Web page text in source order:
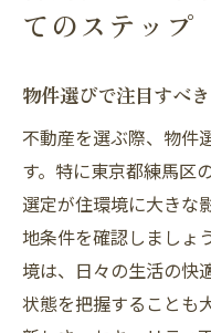
イント
日常メンテナ
入居者のフ
緊急時の対応
コミュニテ
環境に優し
理想の住まいを
てのステップ
物件選びで注目すべ
不動産を選ぶ際、物件
す。特に東京都練馬区
選定が住環境に大きな
地条件を確認しましょ
境は、日々の生活の快
状態を把握することも